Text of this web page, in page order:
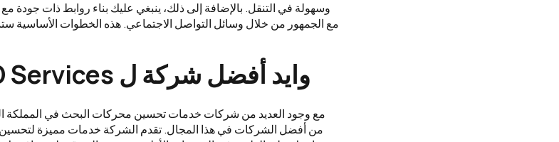
وسهولة في التنقل. بالإضافة إلى ذلك، ينبغي عليك بناء روابط ذات
مع الجمهور من خلال وسائل التواصل الاجتماعي. هذه الخطوات
وايد أفضل شركة ل SEO Services في السعودية
مع وجود العديد من شركات خدمات تحسين محركات البحث في المملكة
من أفضل الشركات في هذا المجال. تقدم الشركة خدمات مميزة